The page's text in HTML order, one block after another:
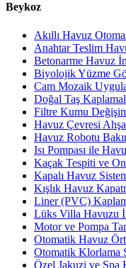
Beykoz
Akıllı Havuz
Anahtar Teslim
Betonarme Havuz
Biyolojik Yüzme
Cam Mozaik
Doğal Taş
Filtre Kumu
Havuz Çevresi
Havuz Robotu
Isı Pompası ile
Kaçak Tespiti ve
Kapalı Havuz
Kışlık Havuz
Liner (PVC)
Lüks Villa Havuzu
Motor ve Pompa
Otomatik Havuz
Otomatik Klorlama
Özel Jakuzi ve Spa